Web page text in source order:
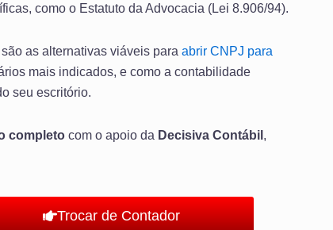
como o Estatuto da Advocacia (Lei 8.906/94).
as alternativas viáveis para abrir CNPJ para
mais indicados, e como a contabilidade
seu escritório.
completo com o apoio da Decisiva Contábil ,
Trocar de Contador